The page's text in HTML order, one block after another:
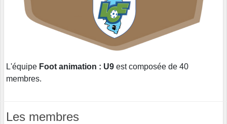
L'équipe Foot animation : U9 est composée de 40
membres.
Les membres